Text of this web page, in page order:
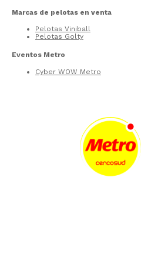
Marcas de pelotas en venta
Pelotas Viniball
Pelotas Golty
Eventos Metro
Cyber WOW Metro